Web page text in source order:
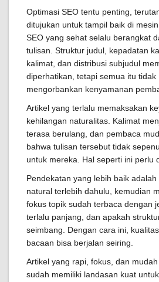
Optimasi SEO tentu penting,
ditujukan untuk tampil baik di
SEO yang sehat selalu berangkat
tulisan. Struktur judul, kepadatan
kalimat, dan distribusi subjudul
diperhatikan, tetapi semua itu tidak
mengorbankan kenyamanan
Artikel yang terlalu memaksakan
kehilangan naturalitas. Kalimat
terasa berulang, dan pembaca
bahwa tulisan tersebut tidak
untuk mereka. Hal seperti ini perlu
Pendekatan yang lebih baik
natural terlebih dahulu, kemudian
fokus topik sudah terbaca dengan
terlalu panjang, dan apakah
seimbang. Dengan cara ini,
bacaan bisa berjalan seiring.
Artikel yang rapi, fokus, dan
sudah memiliki landasan kuat